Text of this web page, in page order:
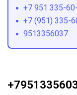
+7 951 335-
+7 (951) 335-
9513356037